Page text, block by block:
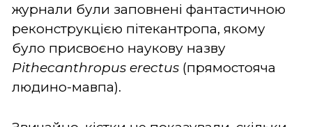
журнали були заповнені фантастичною
реконструкцією пітекантропа, якому
було присвоєно наукову назву
Pithecanthropus erectus (прямостояча
людино-мавпа).